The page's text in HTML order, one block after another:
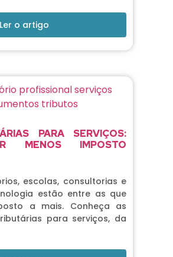
Ler o artigo
PARA SERVIÇOS:
MENOS IMPOSTO
escolas, consultorias e
estão entre as que
a mais. Conheça as
para serviços, da